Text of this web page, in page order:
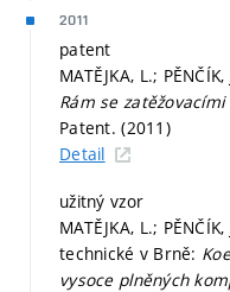
2011
patent
MATĚJKA, L.;
Rám se
Patent. (2011)
Detail
užitný vzor
MATĚJKA, L.;
technické v Brně:
vysoce plněných